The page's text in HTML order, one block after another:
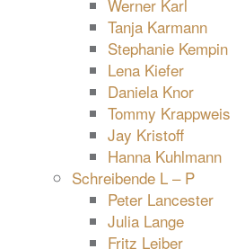
Werner Karl
Tanja Karmann
Stephanie Kempin
Lena Kiefer
Daniela Knor
Tommy Krappweis
Jay Kristoff
Hanna Kuhlmann
Schreibende L – P
Peter Lancester
Julia Lange
Fritz Leiber